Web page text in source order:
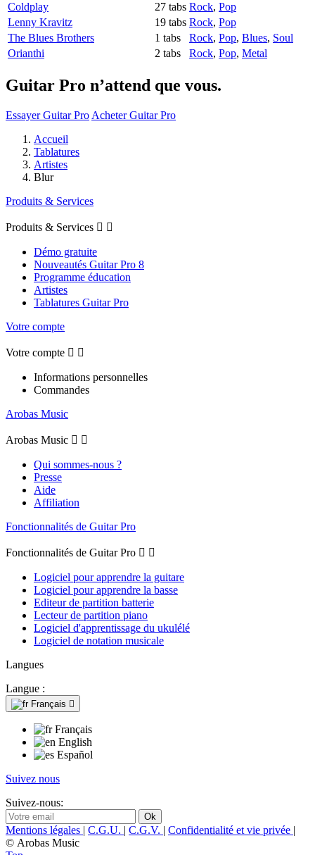
Coldplay
27 tabs Rock, Pop
Lenny Kravitz
19 tabs Rock, Pop
The Blues Brothers
1 tabs Rock, Pop, Blues, Soul
Orianthi
2 tabs Rock, Pop, Metal
Guitar Pro n’attend que vous.
Essayer Guitar Pro Acheter Guitar Pro
Accueil
Tablatures
Artistes
Blur
Produits & Services
Produits & Services  
Démo gratuite
Nouveautés Guitar Pro 8
Programme éducation
Artistes
Tablatures Guitar Pro
Votre compte
Votre compte  
Informations personnelles
Commandes
Arobas Music
Arobas Music  
Qui sommes-nous ?
Presse
Aide
Affiliation
Fonctionnalités de Guitar Pro
Fonctionnalités de Guitar Pro  
Logiciel pour apprendre la guitare
Logiciel pour apprendre la basse
Editeur de partition batterie
Lecteur de partition piano
Logiciel d'apprentissage du ukulélé
Logiciel de notation musicale
Langues
Langue :
Français 
Français
English
Español
Suivez nous
Suivez-nous:
Mentions légales | C.G.U. | C.G.V. | Confidentialité et vie privée |
© Arobas Music